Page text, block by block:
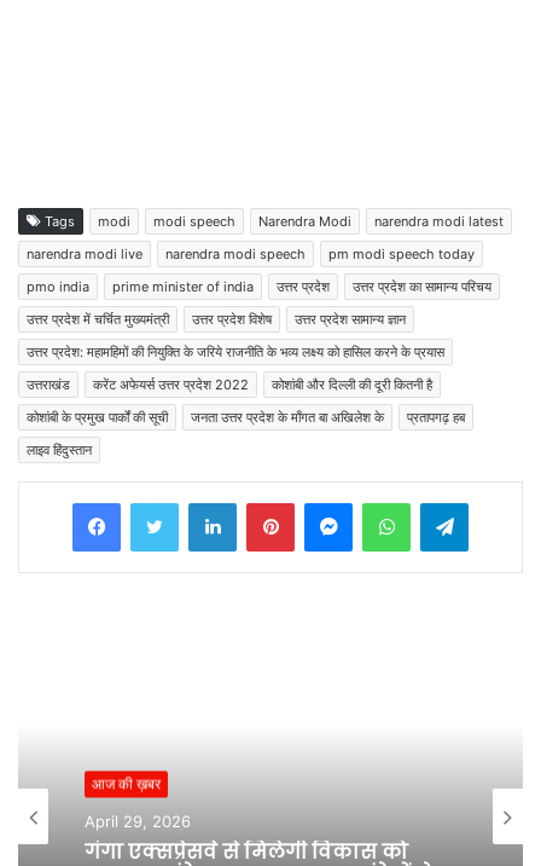
Tags modi modi speech Narendra Modi
narendra modi latest
narendra modi live
narendra modi speech
pm modi speech today
pmo india
prime minister of india उत्तर प्रदेश
उत्तर प्रदेश का सामान्य परिचय
उत्तर प्रदेश में चर्चित मुख्यमंत्री
उत्तर प्रदेश विशेष
उत्तर प्रदेश सामान्य ज्ञान
उत्तर प्रदेश: महामहिमों की नियुक्ति के जरिये राजनीति के भव्य लक्ष्य को हासिल करने के प्रयास
उत्तराखंड
करेंट अफेयर्स उत्तर प्रदेश 2022
कोशांबी और दिल्ली की दूरी कितनी है
कोशांबी के प्रमुख पार्कों की सूची
जनता उत्तर प्रदेश के माँगत बा अखिलेश के
प्रतापगढ़ हब
लाइव हिंदुस्तान
आज की ख़बर
April 29, 2026
गंगा एक्सप्रेसवे से मिलेगी विकास को